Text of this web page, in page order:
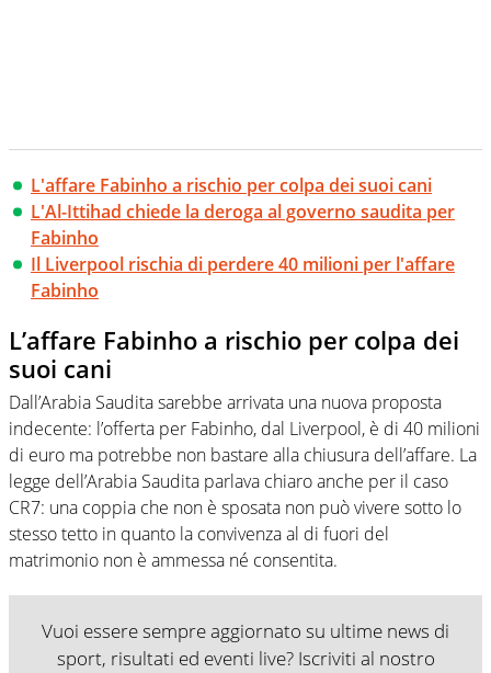
L'affare Fabinho a rischio per colpa dei suoi cani
L'Al-Ittihad chiede la deroga al governo saudita per
Fabinho
Il Liverpool rischia di perdere 40 milioni per l'affare
Fabinho
L’affare Fabinho a rischio per colpa dei
suoi cani
Dall’Arabia Saudita sarebbe arrivata una nuova proposta
indecente: l’offerta per Fabinho, dal Liverpool, è di 40 milioni
di euro ma potrebbe non bastare alla chiusura dell’affare. La
legge dell’Arabia Saudita parlava chiaro anche per il caso
CR7: una coppia che non è sposata non può vivere sotto lo
stesso tetto in quanto la convivenza al di fuori del
matrimonio non è ammessa né consentita.
Vuoi essere sempre aggiornato su ultime news di
sport, risultati ed eventi live? Iscriviti al nostro